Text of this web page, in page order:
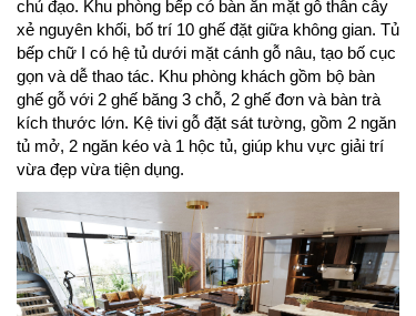
chủ đạo. Khu phòng bếp có bàn ăn mặt gỗ thân cây
xẻ nguyên khối, bố trí 10 ghế đặt giữa không gian. Tủ
bếp chữ I có hệ tủ dưới mặt cánh gỗ nâu, tạo bố cục
gọn và dễ thao tác. Khu phòng khách gồm bộ bàn
ghế gỗ với 2 ghế băng 3 chỗ, 2 ghế đơn và bàn trà
kích thước lớn. Kệ tivi gỗ đặt sát tường, gồm 2 ngăn
tủ mở, 2 ngăn kéo và 1 hộc tủ, giúp khu vực giải trí
vừa đẹp vừa tiện dụng.